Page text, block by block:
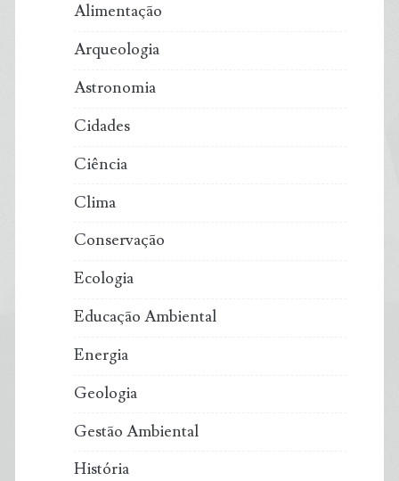
Alimentação
Arqueologia
Astronomia
Cidades
Ciência
Clima
Conservação
Ecologia
Educação Ambiental
Energia
Geologia
Gestão Ambiental
História